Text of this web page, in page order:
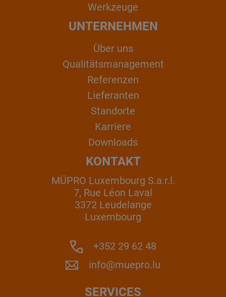
Werkzeuge
UNTERNEHMEN
Über uns
Qualitätsmanagement
Referenzen
Lieferanten
Standorte
Karriere
Downloads
KONTAKT
MÜPRO Luxembourg S.a.r.l.
7, Rue Léon Laval
3372 Leudelange
Luxembourg
+352 29 62 48
info@muepro.lu
SERVICES